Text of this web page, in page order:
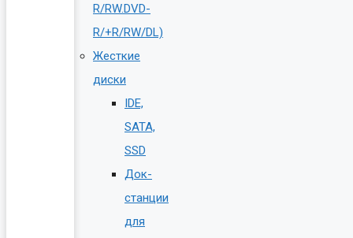
R/RW.DVD-
R/+R/RW/DL)
Жесткие
диски
IDE,
SATA,
SSD
Док-
станции
для